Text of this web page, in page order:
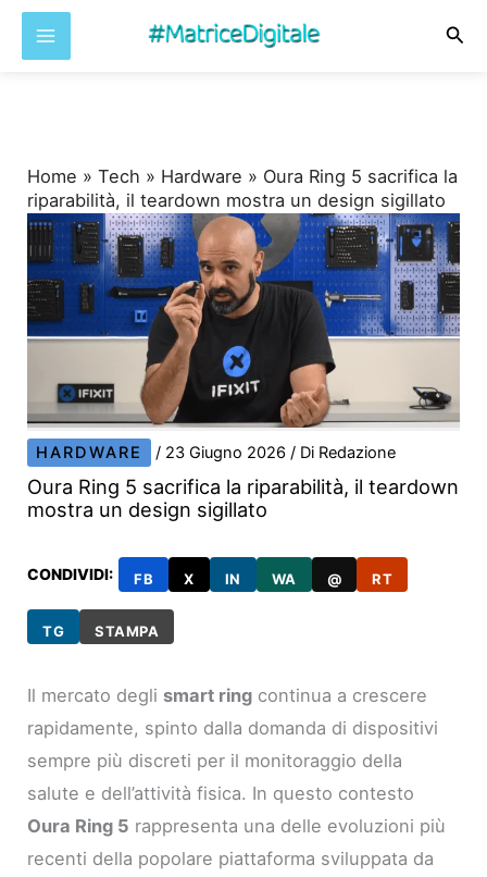
Home »Tech » Hardware » Oura Ring 5 sacrifica la
riparabilità, il teardown mostra un design sigillato
HARDWARE / 23 Giugno 2026/ Di Redazione
Oura Ring 5 sacrifica la riparabilità, il teardown
mostra un design sigillato
CONDIVIDI: FB X IN WA @ RT
TG STAMPA
Il mercato degli smart ring continua a crescere
rapidamente, spinto dalla domanda di dispositivi
sempre più discreti per il monitoraggio della
salute e dell’attività fisica. In questo contesto
Oura Ring 5 rappresenta una delle evoluzioni più
recenti della popolare piattaforma sviluppata da